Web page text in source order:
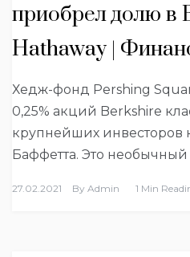
приобрел долю в
Hathaway |
Хедж-фонд Pershing
0,25% акций Berkshire
крупнейших инвесторов
Баффетта. Это
27.02.2021 By Admin 1 Min